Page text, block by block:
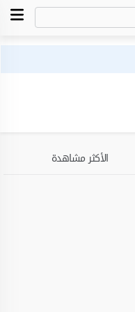
الأكثر مشاهدة